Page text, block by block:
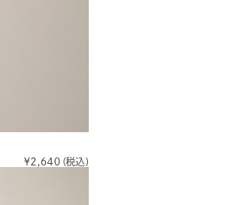
¥2,640 (税込)